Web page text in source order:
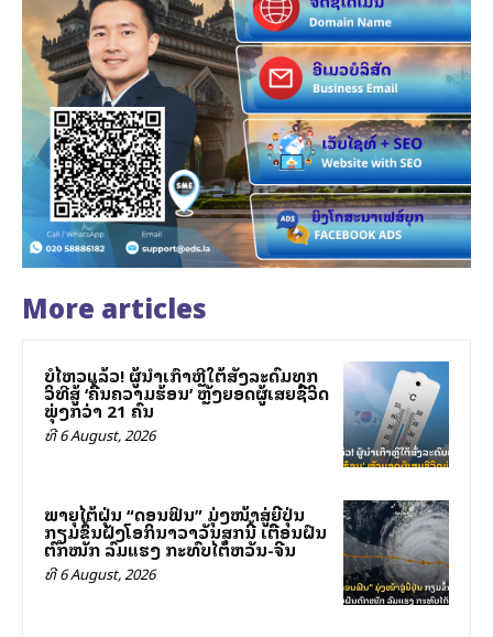
More articles
ບໍ່ໄຫວແລ້ວ! ຜູ້ນຳເກົາຫຼີໃຕ້ສັ່ງລະດົມທຸກ
ວິທີສູ້ ‘ຄື້ນຄວາມຮ້ອນ’ ຫຼັງຍອດຜູ້ເສຍຊີວິດ
ພຸ່ງກວ່າ 21 ຄົນ
ທີ 6 August, 2026
ພາຍຸໄຕ້ຝຸ່ນ “ດອນຟິນ” ມຸ່ງໜ້າສູ່ຍີ່ປຸ່ນ
ກຽມຂຶ້ນຝັ່ງໂອກິນາວາວັນສຸກນີ້ ເຕືອນຝົນ
ຕົກໜັກ ລົມແຮງ ກະທົບໄຕ້ຫວັນ-ຈີນ
ທີ 6 August, 2026